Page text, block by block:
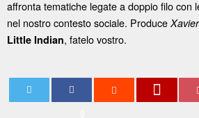
affronta tematiche legate a doppio filo con
nel nostro contesto sociale. Produce
Little Indian, fatelo vostro.